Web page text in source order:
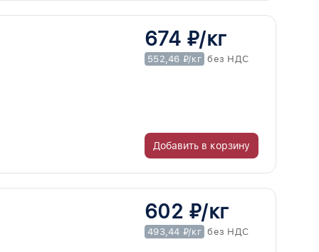
674 ₽/кг
552,46 ₽/кг без НДС
Добавить в корзину
602 ₽/кг
493,44 ₽/кг без НДС